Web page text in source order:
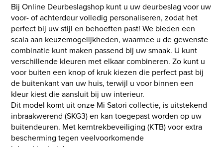
Bij Online Deurbeslagshop kunt u uw deurbeslag voor uw
voor- of achterdeur volledig personaliseren, zodat het
perfect bij uw stijl en behoeften past! We bieden een
scala aan keuzemogelijkheden, waarmee u de gewenste
combinatie kunt maken passend bij uw smaak. U kunt
verschillende kleuren met elkaar combineren. Zo kunt u
voor buiten een knop of kruk kiezen die perfect past bij
de buitenkant van uw huis, terwijl u voor binnen een
kleur kiest die aansluit bij uw interieur.
Dit model komt uit onze Mi Satori collectie, is uitstekend
inbraakwerend (SKG3) en kan toegepast worden op uw
buitendeuren. Met kerntrekbeveiliging (KTB) voor extra
bescherming tegen veelvoorkomende